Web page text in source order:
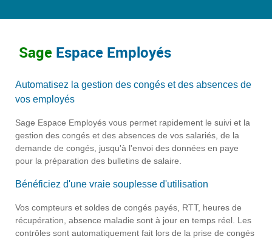
Sage Espace Employés
Automatisez la gestion des congés et des absences de
vos employés
Sage Espace Employés vous permet rapidement le suivi et la
gestion des congés et des absences de vos salariés, de la
demande de congés, jusqu'à l'envoi des données en paye
pour la préparation des bulletins de salaire.
Bénéficiez d'une vraie souplesse d'utilisation
Vos compteurs et soldes de congés payés, RTT, heures de
récupération, absence maladie sont à jour en temps réel. Les
contrôles sont automatiquement fait lors de la prise de congés